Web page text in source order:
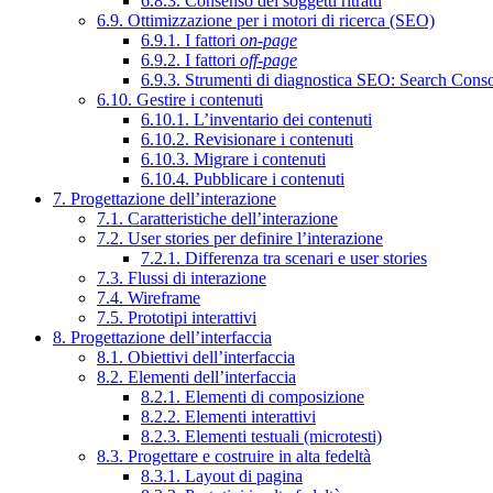
6.9. Ottimizzazione per i motori di ricerca (SEO)
6.9.1. I fattori on-page
6.9.2. I fattori off-page
6.9.3. Strumenti di diagnostica SEO: Search
6.10. Gestire i contenuti
6.10.1. L’inventario dei contenuti
6.10.2. Revisionare i contenuti
6.10.3. Migrare i contenuti
6.10.4. Pubblicare i contenuti
7. Progettazione dell’interazione
7.1. Caratteristiche dell’interazione
7.2. User stories per definire l’interazione
7.2.1. Differenza tra scenari e user stories
7.3. Flussi di interazione
7.4. Wireframe
7.5. Prototipi interattivi
8. Progettazione dell’interfaccia
8.1. Obiettivi dell’interfaccia
8.2. Elementi dell’interfaccia
8.2.1. Elementi di composizione
8.2.2. Elementi interattivi
8.2.3. Elementi testuali (microtesti)
8.3. Progettare e costruire in alta fedeltà
8.3.1. Layout di pagina